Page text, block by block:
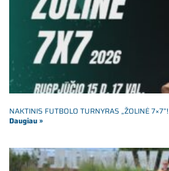
NAKTINIS FUTBOLO TURNYRAS „ŽOLINĖ 7×7”!
Daugiau »